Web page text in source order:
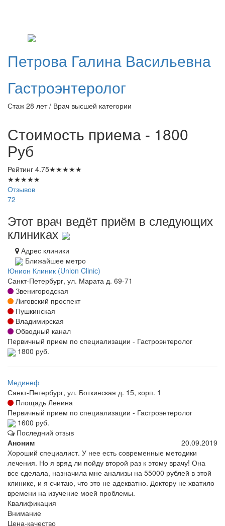
Петрова Галина Васильевна
Гастроэнтеролог
Стаж 28 лет / Врач высшей категории
Стоимость приема - 1800
Руб
Рейтинг 4.75★★★★★
★★★★★
Отзывов
72
Этот врач ведёт приём в следующих
клиниках
Адрес клиники
Ближайшее метро
Юнион Клиник (Union Clinic)
Санкт-Петербург, ул. Марата д. 69-71
Звенигородская
Лиговский проспект
Пушкинская
Владимирская
Обводный канал
Первичный прием по специализации - Гастроэнтеролог
1800 руб.
Мединеф
Санкт-Петербург, ул. Боткинская д. 15, корп. 1
Площадь Ленина
Первичный прием по специализации - Гастроэнтеролог
1600 руб.
Последний отзыв
Аноним
20.09.2019
Хороший специалист. У нее есть современные методики
лечения. Но я вряд ли пойду второй раз к этому врачу! Она
все сделала, назначила мне анализы на 55000 рублей в этой
клинике, и я считаю, что это не адекватно. Доктору не хватило
времени на изучение моей проблемы.
Квалификация
Внимание
Цена-качество